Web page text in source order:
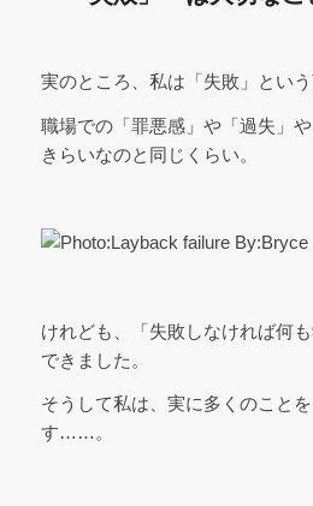
実のところ、私は「失敗」という
職場での「罪悪感」や「過失」
きらいなのと同じくらい。
けれども、「失敗しなければ何
できました。
そうして私は、実に多くのこと
す……。